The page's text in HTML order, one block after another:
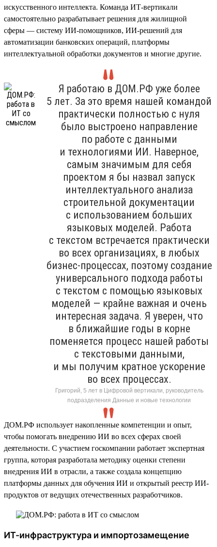
искусственного интеллекта. Команда ИТ-вертикали
самостоятельно разрабатывает решения для жилищной
сферы — систему ИИ-помощников, ИИ-решений для
автоматизации банковских операций, платформы
интеллектуальной обработки документов и многие другие.
Я работаю в ДОМ.РФ уже более
5 лет. За это время нашей командой
практически полностью с нуля
было выстроено направление
по работе с данными
и технологиями ИИ. Наверное,
самым значимым для себя
проектом я бы назвал запуск
интеллектуального анализа
строительной документации
с использованием больших
языковых моделей. Работа
с текстом встречается практически
во всех организациях, в любых
бизнес-процессах, поэтому создание
универсального подхода работы
с текстом с помощью языковых
моделей — крайне важная и очень
интересная задача. Я уверен, что
в ближайшие годы в корне
поменяется процесс нашей работы
с текстовыми данными,
и мы получим кратное ускорение
во всех процессах.
Григорий, 5 лет в Цифровой вертикали, руководитель
подразделения Данные и новые технологии
ДОМ.РФ использует накопленные компетенции и опыт,
чтобы помогать внедрению ИИ во всех сферах своей
деятельности. С участием госкомпании работает экспертная
группа, которая разработала методику оценки степени
внедрения ИИ в отрасли, а также создала концепцию
платформы данных для обучения ИИ и открытый реестр ИИ-
продуктов от ведущих отечественных разработчиков.
ИТ-инфраструктура и импортозамещение